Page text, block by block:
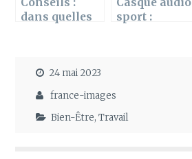
Conseils :
dans quelles
Casque audio
sport :
24 mai 2023
france-images
Bien-Être,Travail